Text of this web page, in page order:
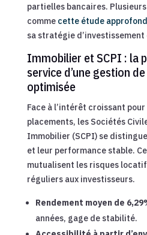
partielles bancaires.
comme cette étude
sa stratégie d’investissement
Immobilier et SCPI : la
service d’une gestion
optimisée
Face à l’intérêt croissant
placements, les Sociétés
Immobilier (SCPI) se
et leur performance stable.
mutualisent les risques
réguliers aux investisseurs.
Rendement moyen de
années, gage de stabilité.